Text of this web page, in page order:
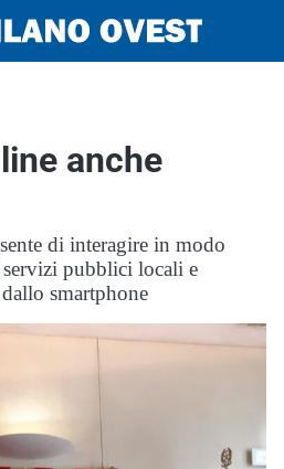
anche
di interagire in modo
pubblici locali e
smartphone